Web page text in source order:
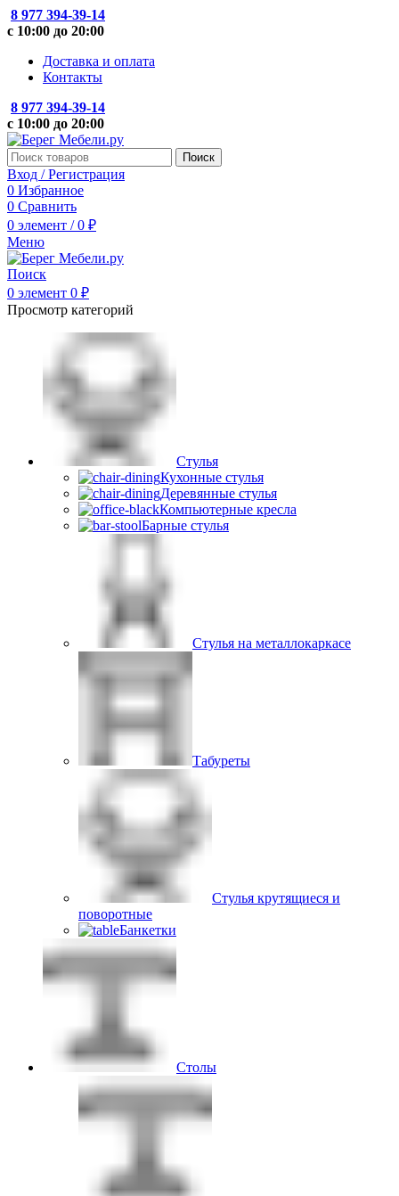
8 977 394-39-14
с 10:00 до 20:00
Доставка и оплата
Контакты
8 977 394-39-14
с 10:00 до 20:00
Поиск
Вход / Регистрация
0 Избранное
0 Сравнить
0 элемент / 0 ₽
Меню
Поиск
0 элемент 0 ₽
Просмотр категорий
Стулья
Кухонные стулья
Деревянные стулья
Компьютерные кресла
Барные стулья
Стулья на металлокаркасе
Табуреты
Стулья крутящиеся и
поворотные
Банкетки
Столы